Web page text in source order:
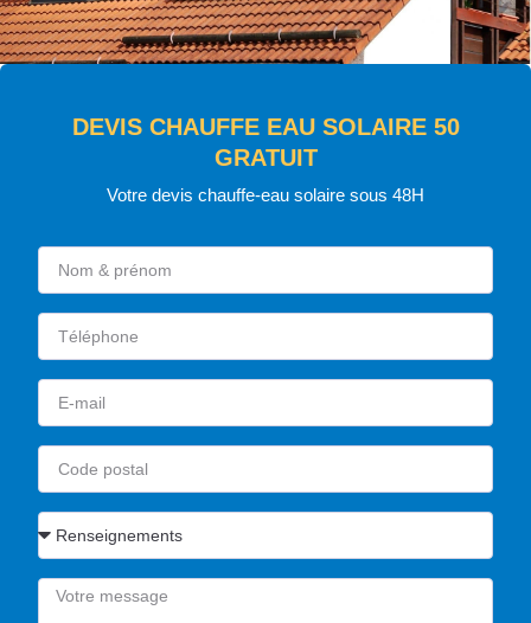
DEVIS CHAUFFE EAU SOLAIRE 50
GRATUIT
Votre devis chauffe-eau solaire sous 48H